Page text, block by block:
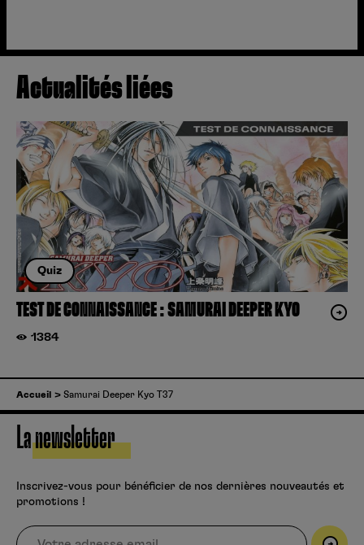
Actualités liées
Quiz
TEST DE CONNAISSANCE : SAMURAI DEEPER KYO
1384
Accueil Samurai Deeper Kyo T37
La newsletter
Inscrivez-vous pour bénéficier de nos dernières nouveautés et
promotions !